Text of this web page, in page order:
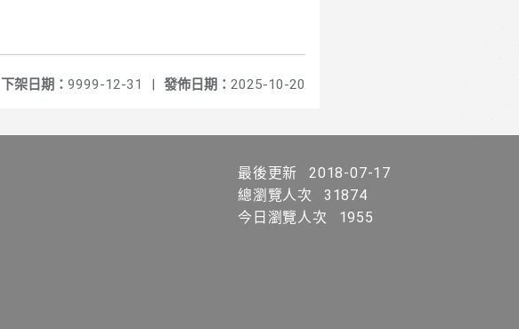
發佈日期： 2025-10-20
下架日期： 9999-12-31 |
最後更新
2018-07-17
總瀏覽人次
31874
今日瀏覽人次
1955